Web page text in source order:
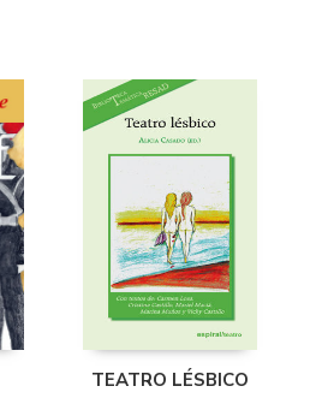
TEATRO LÉSBICO